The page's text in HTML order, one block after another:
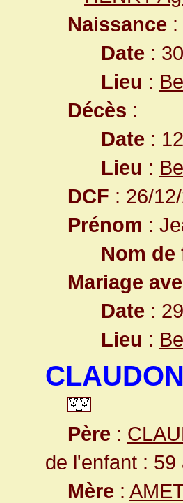
Naissance :
Date :
Lieu :
Décès :
Date :
Lieu :
DCF : 26/
Prénom :
Nom de
Mariage
Date :
Lieu :
Père :
de l'enfant : 59
Mère :